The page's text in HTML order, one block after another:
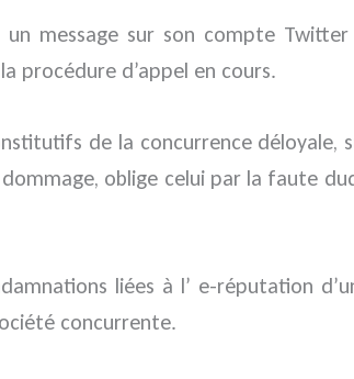
message sur son compte
procédure d’appel en cours.
de la concurrence déloyale,
oblige celui par la faute
liées à l’ e-réputation
concurrente.